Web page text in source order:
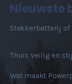
Nieuwste
Stekkerbatterij
Thuis veilig en
Wat maakt